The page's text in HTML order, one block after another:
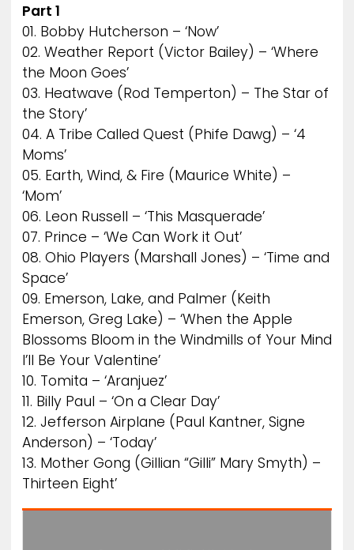
Part 1
01. Bobby Hutcherson – ‘Now’
02. Weather Report (Victor Bailey) – ‘Where
the Moon Goes’
03. Heatwave (Rod Temperton) – The Star of
the Story’
04. A Tribe Called Quest (Phife Dawg) – ‘4
Moms’
05. Earth, Wind, & Fire (Maurice White) –
‘Mom’
06. Leon Russell – ‘This Masquerade’
07. Prince – ‘We Can Work it Out’
08. Ohio Players (Marshall Jones) – ‘Time and
Space’
09. Emerson, Lake, and Palmer (Keith
Emerson, Greg Lake) – ‘When the Apple
Blossoms Bloom in the Windmills of Your Mind
I’ll Be Your Valentine’
10. Tomita – ‘Aranjuez’
11. Billy Paul – ‘On a Clear Day’
12. Jefferson Airplane (Paul Kantner, Signe
Anderson) – ‘Today’
13. Mother Gong (Gillian “Gilli” Mary Smyth) –
Thirteen Eight’